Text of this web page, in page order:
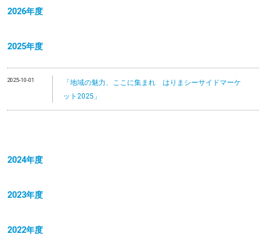
2026年度
2025年度
2025-10-01
「地域の魅力、ここに集まれ はりまシーサイドマーケ
ット2025」
2024年度
2023年度
2022年度